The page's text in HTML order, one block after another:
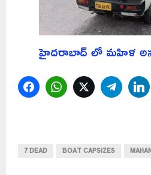
హైదరాబాద్ లో మహిళ
FacebookWhatsAppTwitter
7 DEAD BOAT CAPSIZES